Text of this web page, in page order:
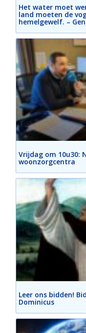
Het water moet
land moeten de
hemelgewelf. –
Vrijdag om 10u30:
woonzorgcentra
Leer ons bidden!
Dominicus